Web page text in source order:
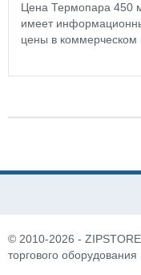
Цена Термопара 450
имеет
цены в коммерческом
© 2010-2026 -
торгового оборудования